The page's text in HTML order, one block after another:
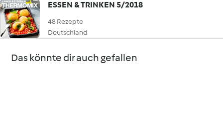
ESSEN & TRINKEN 5/2018
48 Rezepte
Deutschland
Das könnte dir auch gefallen